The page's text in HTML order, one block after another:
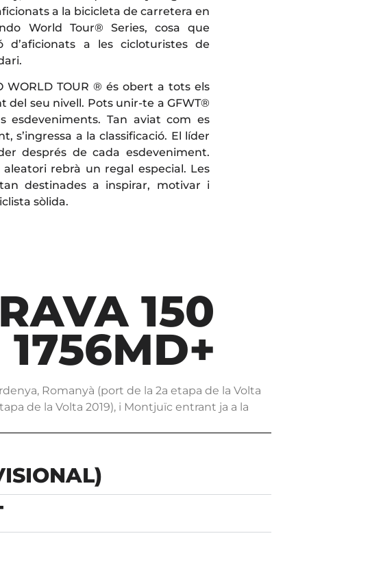
a la bicicleta de carretera en
World Tour® Series, cosa que
d’aficionats a les cicloturistes de
WORLD TOUR ® és obert a tots els
del seu nivell. Pots unir-te a GFWT®
esdeveniments. Tan aviat com es
s’ingressa a la classificació. El líder
després de cada esdeveniment.
rebrà un regal especial. Les
destinades a inspirar, motivar i
sòlida.
150
Romanyà (port de la 2a etapa de la Volta
de la Volta 2019), i Montjuïc entrant ja a la